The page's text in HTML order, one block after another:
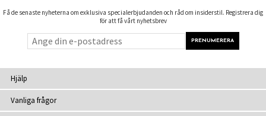
Få de senaste nyheterna om exklusiva specialerbjudanden och råd om insiderstil. Registrera dig
för att få vårt nyhetsbrev
Hjälp
Vanliga frågor